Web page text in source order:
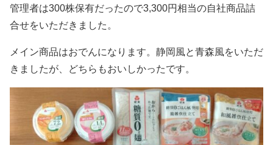
管理者は300株保有だったので3,300円相当の自社商品詰
合せをいただきました。
メイン商品はおでんになります。静岡風と青森風をいただ
きましたが、どちらもおいしかったです。